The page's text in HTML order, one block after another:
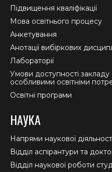
Підвищення кваліфікації
Мова освітнього процесу
Анкетування
Анотації вибіркових
Лабораторії
Умови доступності закладу
особливими освітніми
Освітні програми
НАУКА
Напрями наукової
Відділ аспірантури та
Відділ наукової роботи